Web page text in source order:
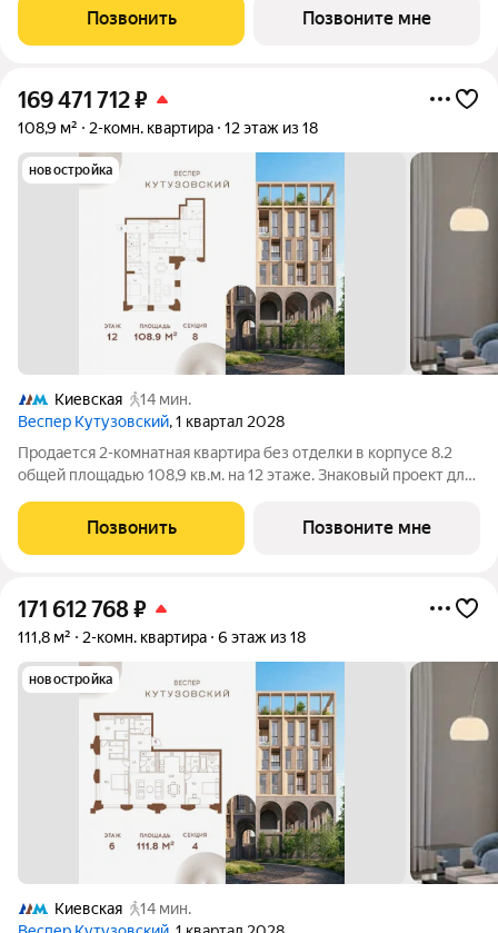
площадью 3,7 га расположен на Кутузовском проспекте и
воплощает новую
Позвонить Позвоните мне
169 471 712₽
108,9 м² 2-комн. квартира 12 этаж из 18
новостройка
Киевская
14 мин.
Веспер Кутузовский, 1 квартал 2028
Продается 2-комнатная квартира без отделки в корпусе 8.2
общей площадью 108,9 кв.м. на 12 этаже. Знаковый проект для
площадью 3,7 га расположен на Кутузовском проспекте и
воплощает новую
Позвонить Позвоните мне
171 612 768₽
111,8 м² 2-комн. квартира 6 этаж из 18
новостройка
Киевская
14 мин.